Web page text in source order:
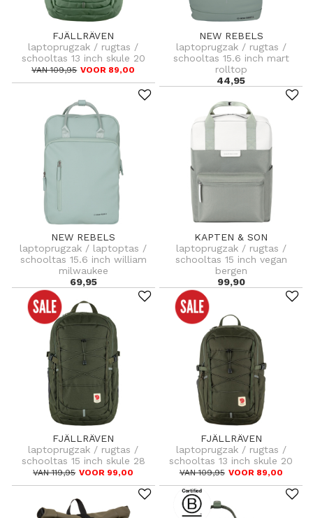
FJÄLLRÄVEN
laptoprugzak / rugtas /
schooltas 13 inch skule 20
VAN 109,95 VOOR 89,00
NEW REBELS
laptoprugzak / rugtas /
schooltas 15.6 inch mart
rolltop
44,95
NEW REBELS
laptoprugzak / laptoptas /
schooltas 15.6 inch william
milwaukee
69,95
KAPTEN & SON
laptoprugzak / rugtas /
schooltas 15 inch vegan
bergen
99,90
FJÄLLRÄVEN
laptoprugzak / rugtas /
schooltas 15 inch skule 28
VAN 119,95 VOOR 99,00
FJÄLLRÄVEN
laptoprugzak / rugtas /
schooltas 13 inch skule 20
VAN 109,95 VOOR 89,00